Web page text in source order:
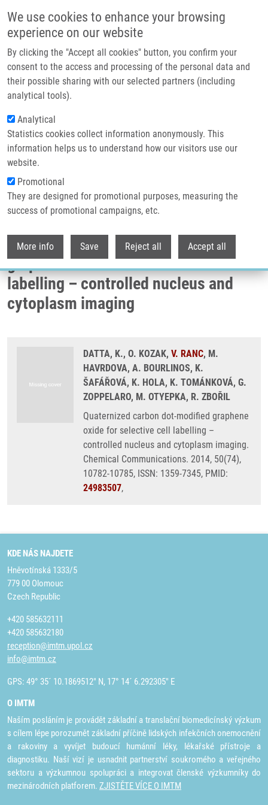
We use cookies to enhance your browsing
experience on our website
By clicking the "Accept all cookies" button, you confirm your
consent to the access and processing of the personal data and
their possible sharing with our selected partners (including
analytical tools).
Analytical
Statistics cookies collect information anonymously. This
information helps us to understand how our visitors use our
website.
Promotional
They are designed for promotional purposes, measuring the
success of promotional campaigns, etc.
More info Save Reject all Accept all
Header image
Drobečková navigace
Domů
Quaternized Carbon Dot-modified Graphene Oxide For Selective Cell
Labelling – Controlled Nucleus And Cytoplasm Imaging
Quaternized carbon dot-modified
graphene oxide for selective cell
labelling – controlled nucleus and
cytoplasm imaging
DATTA, K., O. KOZAK, V. RANC, M.
HAVRDOVA, A. BOURLINOS, K.
ŠAFÁŘOVÁ, K. HOLA, K. TOMÁNKOVÁ, G.
ZOPPELARO, M. OTYEPKA, R. ZBOŘIL
Quaternized carbon dot-modified graphene
oxide for selective cell labelling –
controlled nucleus and cytoplasm imaging.
Chemical Communications. 2014, 50(74),
10782-10785, ISSN: 1359-7345, PMID:
24983507,
KDE NÁS NAJDETE
Hněvotínská 1333/5
779 00 Olomouc
Czech Republic
+420 585632111
+420 585632180
reception@imtm.upol.cz
info@imtm.cz
GPS: 49° 35´ 10.1869512" N, 17° 14´ 6.292305" E
O IMTM
Naším posláním je provádět základní a translační biomedicínský výzkum
s cílem lépe porozumět základní příčině lidských infekčních onemocnění
a rakoviny a vyvíjet budoucí humánní léky, lékařské přístroje a
diagnostiku. Naší vizí je usnadnit partnerství soukromého a veřejného
sektoru a výzkumnou spolupráci a integrovat členské výzkumníky do
mezinárodních platforem. ZJISTĚTE VÍCE O IMTM